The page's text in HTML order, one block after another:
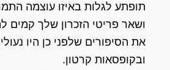
תופתע לגלות באיזו עוצמה
ושאר פריטי הזכרון שלך קמים
את הסיפורים שלפני כן היו
ובקופסאות קרטון.